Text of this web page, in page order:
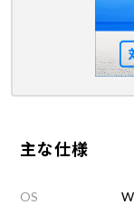
主な仕様
OS